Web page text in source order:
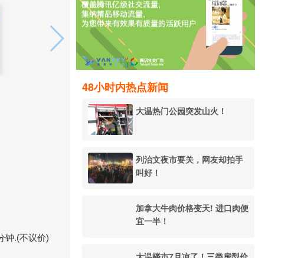
48小时内热点新闻
大温热门公园突发山火！
列治文夜市要关，网友却拍手
叫好！
加拿大牛肉价格变天! 进口肉便
宜一半！
钟.(不议价)